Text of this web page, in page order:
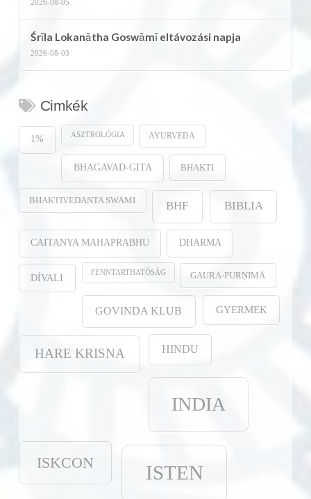
2026-08-05
Śrīla Lokanātha Goswāmī eltávozási napja
2026-08-03
Cimkék
1% ASZTROLÓGIA AYURVEDA
BHAGAVAD-GITA BHAKTI
BHAKTIVEDANTA SWAMI BHF BIBLIA
CAITANYA MAHAPRABHU DHARMA
DÍVALI FENNTARTHATÓSÁG GAURA-PURṆIMĀ
GOVINDA KLUB GYERMEK
HARE KRISNA HINDU
INDIA
ISKCON ISTEN